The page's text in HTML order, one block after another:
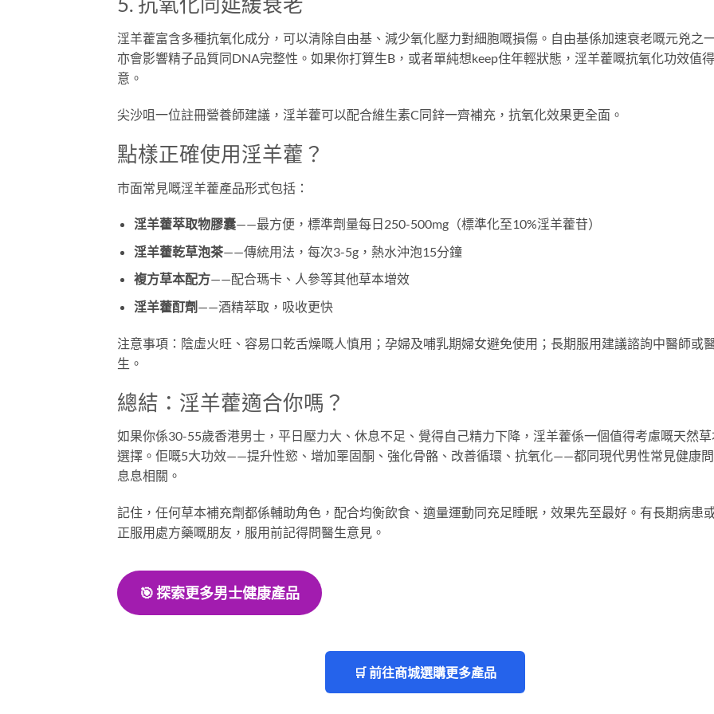
淫羊藿富含多種抗氧化成分，可以清除自由基、減少氧化壓力對細胞嘅損傷。自由基係加速衰老嘅元兇之
亦會影響精子品質同DNA完整性。如果你打算生B，或者單純想keep住年輕狀態，淫羊藿嘅抗氧化功效值
意。
尖沙咀一位註冊營養師建議，淫羊藿可以配合維生素C同鋅一齊補充，抗氧化效果更全面。
點樣正確使用淫羊藿？
市面常見嘅淫羊藿產品形式包括：
淫羊藿萃取物膠囊——最方便，標準劑量每日250-500mg（標準化至10%淫羊藿苷）
淫羊藿乾草泡茶——傳統用法，每次3-5g，熱水沖泡15分鐘
複方草本配方——配合瑪卡、人參等其他草本增效
淫羊藿酊劑 ——酒精萃取，吸收更快
注意事項：陰虛火旺、容易口乾舌燥嘅人慎用；孕婦及哺乳期婦女避免使用；長期服用建議諮詢中醫師或
生。
總結：淫羊藿適合你嗎？
如果你係30-55歲香港男士，平日壓力大、休息不足、覺得自己精力下降，淫羊藿係一個值得考慮嘅天然
選擇。佢嘅5大功效——提升性慾、增加睪固酮、強化骨骼、改善循環、抗氧化——都同現代男性常見健康
息息相關。
記住，任何草本補充劑都係輔助角色，配合均衡飲食、適量運動同充足睡眠，效果先至最好。有長期病患
正服用處方藥嘅朋友，服用前記得問醫生意見。
🎯 探索更多男士健康產品
🛒 前往商城選購更多產品